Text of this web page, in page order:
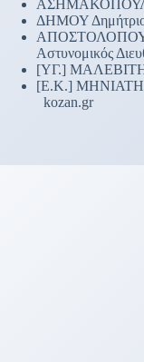
ΑΣΗΜΑΚΟΠΟΥΛΟΣ
ΔΗΜΟΥ
Αστυνομικός
[ΥΓ.] ΜΑΛΕΒΙΤΗΣ
[Ε.Κ.] ΜΗΝΙΑΤΗ
kozan.gr